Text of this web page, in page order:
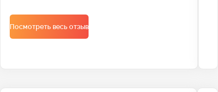
страхи.
Посмотреть весь отзыв